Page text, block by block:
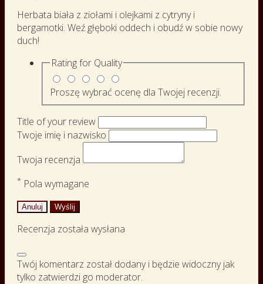
Herbata biała z ziołami i olejkami z cytryny i
bergamotki. Weź głęboki oddech i obudź w sobie nowy
duch!
Rating for Quality
Proszę wybrać ocenę dla Twojej recenzji.
Title of your review
Twoje imię i nazwisko
Twoja recenzja
* Pola wymagane
Anuluj Wyślij
Recenzja została wysłana
Twój komentarz został dodany i będzie widoczny jak
tylko zatwierdzi go moderator.